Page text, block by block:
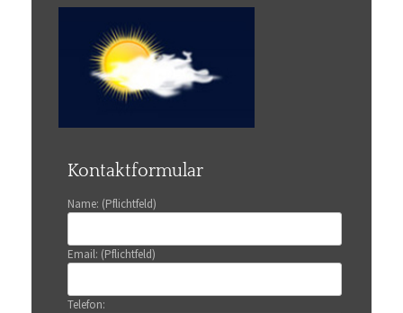
Kontaktformular
Name: (Pflichtfeld)
Email: (Pflichtfeld)
Telefon: